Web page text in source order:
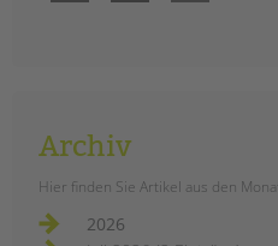
Archiv
Hier finden Sie Artikel aus den
2026